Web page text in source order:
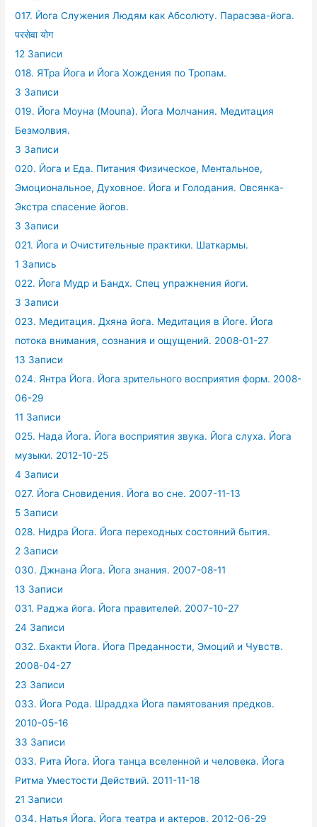
017. Йога Служения Людям как Абсолюту. Парасэва-йога.
परसेवा योग
12 Записи
018. ЯТра Йога и Йога Хождения по Тропам.
3 Записи
019. Йога Моуна (Mouna). Йога Молчания. Медитация
Безмолвия.
3 Записи
020. Йога и Еда. Питания Физическое, Ментальное,
Эмоциональное, Духовное. Йога и Голодания. Овсянка-
Экстра спасение йогов.
3 Записи
021. Йога и Очистительные практики. Шаткармы.
1 Запись
022. Йога Мудр и Бандх. Спец упражнения йоги.
3 Записи
023. Медитация. Дхяна йога. Медитация в Йоге. Йога
потока внимания, сознания и ощущений. 2008-01-27
13 Записи
024. Янтра Йога. Йога зрительного восприятия форм. 2008-
06-29
11 Записи
025. Нада Йога. Йога восприятия звука. Йога слуха. Йога
музыки. 2012-10-25
4 Записи
027. Йога Сновидения. Йога во сне. 2007-11-13
5 Записи
028. Нидра Йога. Йога переходных состояний бытия.
2 Записи
030. Джнана Йога. Йога знания. 2007-08-11
13 Записи
031. Раджа йога. Йога правителей. 2007-10-27
24 Записи
032. Бхакти Йога. Йога Преданности, Эмоций и Чувств.
2008-04-27
23 Записи
033. Йога Рода. Шраддха Йога памятования предков.
2010-05-16
33 Записи
033. Рита Йога. Йога танца вселенной и человека. Йога
Ритма Уместости Действий. 2011-11-18
21 Записи
034. Натья Йога. Йога театра и актеров. 2012-06-29